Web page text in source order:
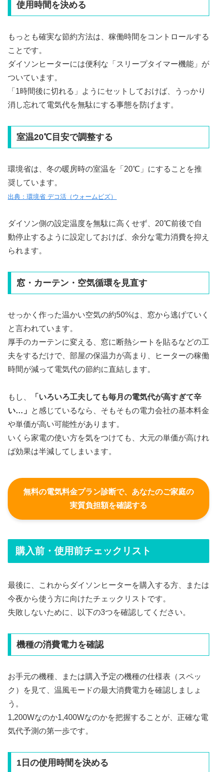
使用時間を決める
もっとも確実な節約方法は、稼働時間をコントロールする
ことです。
ダイソンヒーターには便利な「スリープタイマー機能」が
ついています。
「1時間後に切れる」ようにセットしておけば、うっかり
消し忘れて電気代を無駄にする事態を防げます。
室温20℃目安で調整する
環境省は、冬の暖房時の室温を「20℃」にすることを推
奨しています。
出典：環境省 デコ活（ウォームビズ）
ダイソン側の設定温度を無駄に高くせず、20℃前後で自
動停止するように設定しておけば、余分な電力消費を抑え
られます。
窓・カーテン・空気循環を見直す
せっかく作った温かい空気の約50%は、窓から逃げていく
と言われています。
厚手のカーテンに変える、窓に断熱シートを貼るなどの工
夫をするだけで、部屋の保温力が高まり、ヒーターの稼働
時間が減って電気代の節約に直結します。
もし、
「いろいろ工夫しても毎月の電気代が高すぎて辛
い…」
と感じているなら、そもそもの電力会社の基本料金
や単価が高い可能性があります。
いくら家電の使い方を気をつけても、大元の単価が高けれ
ば効果は半減してしまいます。
無料の電気料金プラン診断で、あなたのご家庭の
実質負担額を確認する
購入前・使用前チェックリスト
最後に、これからダイソンヒーターを購入する方、または
今夜から使う方に向けたチェックリストです。
失敗しないために、以下の3つを確認してください。
機種の消費電力を確認
お手元の機種、または購入予定の機種の仕様表（スペッ
ク）を見て、温風モードの最大消費電力を確認しましょ
う。
1,200Wなのか1,400Wなのかを把握することが、正確な電
気代予測の第一歩です。
1日の使用時間を決める